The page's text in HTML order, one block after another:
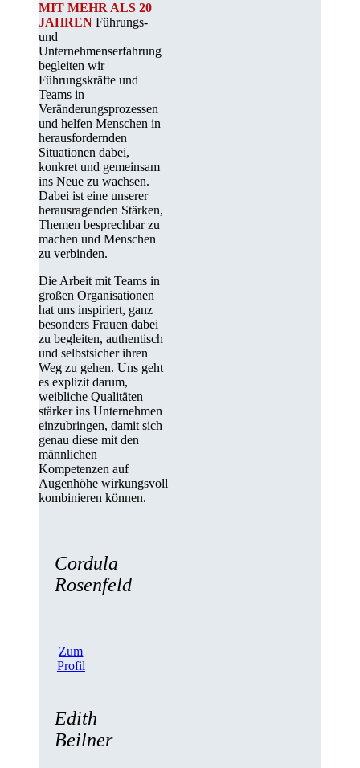
MIT MEHR ALS 20
JAHREN Führungs-
und
Unternehmenserfahrung
begleiten wir
Führungskräfte und
Teams in
Veränderungsprozessen
und helfen Menschen in
herausfordernden
Situationen dabei,
konkret und gemeinsam
ins Neue zu wachsen.
Dabei ist eine unserer
herausragenden Stärken,
Themen besprechbar zu
machen und Menschen
zu verbinden.
Die Arbeit mit Teams in
großen Organisationen
hat uns inspiriert, ganz
besonders Frauen dabei
zu begleiten, authentisch
und selbstsicher ihren
Weg zu gehen. Uns geht
es explizit darum,
weibliche Qualitäten
stärker ins Unternehmen
einzubringen, damit sich
genau diese mit den
männlichen
Kompetenzen auf
Augenhöhe wirkungsvoll
kombinieren können.
Cordula
Rosenfeld
Zum
Profil
Edith
Beilner